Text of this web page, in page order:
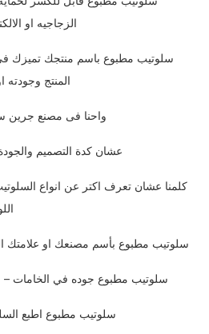
الزجاجيه او
سلوتيب مطبوع باسم منتجك
المنتج وجودته
واحنا فى مصنع جرين
عشان كدة التصميم
كلمنا عشان تعرف اكتر عن انواع
سلوتيب مطبوع بأسم مصنعك او علامتك
سلوتيب مطبوع جوده في الخامات –
سلوتيب مطبوع اطبع